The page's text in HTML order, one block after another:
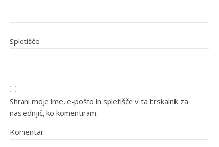
Spletišče
Shrani moje ime, e-pošto in spletišče v ta brskalnik za
naslednjič, ko komentiram.
Komentar